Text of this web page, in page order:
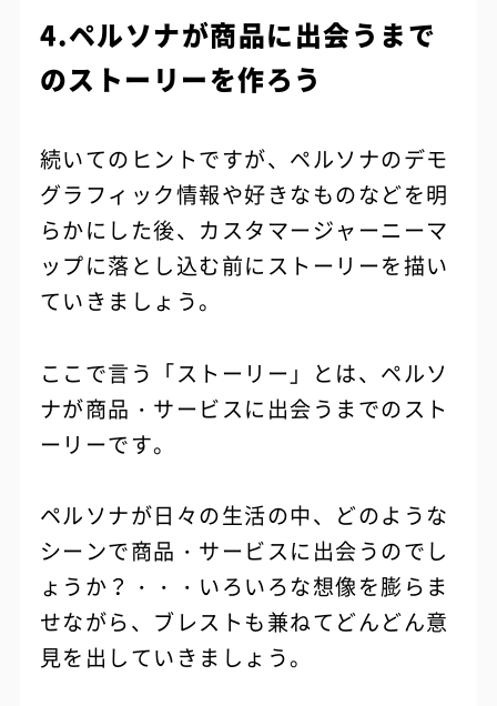
4.ペルソナが商品に出会うまで
のストーリーを作ろう
続いてのヒントですが、ペルソナのデモ
グラフィック情報や好きなものなどを明
らかにした後、カスタマージャーニーマ
ップに落とし込む前にストーリーを描い
ていきましょう。
ここで言う「ストーリー」とは、ペルソ
ナが商品・サービスに出会うまでのスト
ーリーです。
ペルソナが日々の生活の中、どのような
シーンで商品・サービスに出会うのでし
ょうか？・・・いろいろな想像を膨らま
せながら、ブレストも兼ねてどんどん意
見を出していきましょう。